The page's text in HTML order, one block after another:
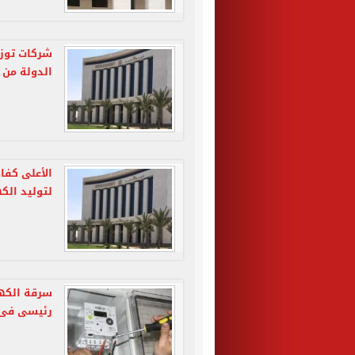
شركات
الدولة
الأعلى
لتوليد الكهرباء
سرقة
رئيسى فى